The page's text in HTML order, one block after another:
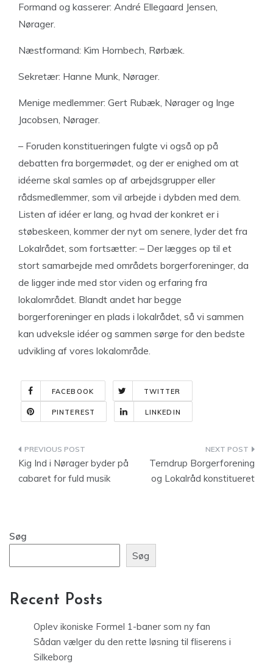
Formand og kasserer: André Ellegaard Jensen,
Nørager.
Næstformand: Kim Hornbech, Rørbæk.
Sekretær: Hanne Munk, Nørager.
Menige medlemmer: Gert Rubæk, Nørager og Inge
Jacobsen, Nørager.
– Foruden konstitueringen fulgte vi også op på
debatten fra borgermødet, og der er enighed om at
idéerne skal samles op af arbejdsgrupper eller
rådsmedlemmer, som vil arbejde i dybden med dem.
Listen af idéer er lang, og hvad der konkret er i
støbeskeen, kommer der nyt om senere, lyder det fra
Lokalrådet, som fortsætter: – Der lægges op til et
stort samarbejde med områdets borgerforeninger, da
de ligger inde med stor viden og erfaring fra
lokalområdet. Blandt andet har begge
borgerforeninger en plads i lokalrådet, så vi sammen
kan udveksle idéer og sammen sørge for den bedste
udvikling af vores lokalområde.
FACEBOOK TWITTER
PINTEREST LINKEDIN
Indlægsnavigation
Kig Ind i Nørager byder på
cabaret for fuld musik
Terndrup Borgerforening
og Lokalråd konstitueret
Søg
Søg
Recent Posts
Oplev ikoniske Formel 1-baner som ny fan
Sådan vælger du den rette løsning til fliserens i
Silkeborg